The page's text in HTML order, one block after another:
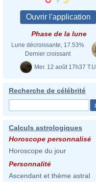
Phase de la lune
Lune décroissante, 17.53%
Dernier croissant
Mer. 12 août 17h37 T.U.
Recherche de célébrité
Calculs astrologiques
Horoscope personnalisé
Horoscope du jour
Personnalité
Ascendant et thème astral